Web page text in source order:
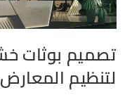
تصميم بوثات
لتنظيم